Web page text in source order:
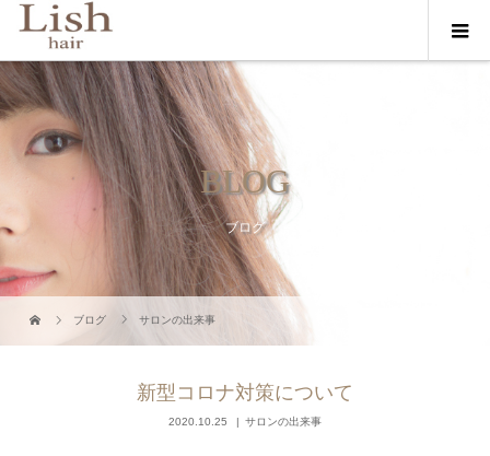
BLOG
ブログ
ブログ サロンの出来事
新型コロナ対策について
2020.10.25 サロンの出来事